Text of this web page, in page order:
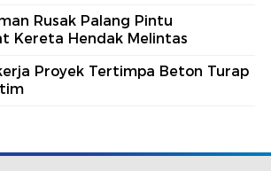
Rusak Palang Pintu
Kereta Hendak Melintas
Proyek Tertimpa Beton Turap